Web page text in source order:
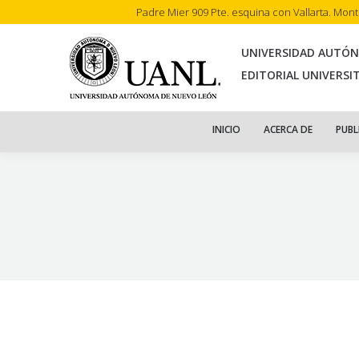
Padre Mier 909 Pte. esquina con Vallarta.
UNIVERSIDAD
EDITORIAL
INICIO ACERCA DE